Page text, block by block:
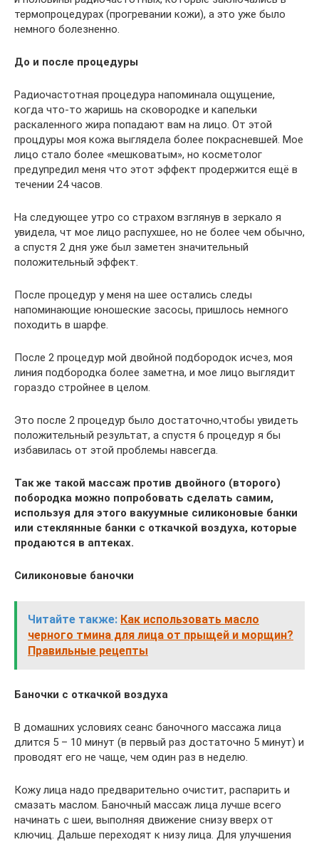
термопроцедурах (прогревании кожи), а это уже было
немного болезненно.
До и после процедуры
Радиочастотная процедура напоминала ощущение,
когда что-то жаришь на сковородке и капельки
раскаленного жира попадают вам на лицо. От этой
процдуры моя кожа выглядела более покрасневшей. Мое
лицо стало более «мешковатым», но косметолог
предупредил меня что этот эффект продержится ещё в
течении 24 часов.
На следующее утро со страхом взглянув в зеркало я
увидела, чт мое лицо распухшее, но не более чем обычно,
а спустя 2 дня уже был заметен значительный
положительный эффект.
После процедур у меня на шее остались следы
напоминающие юношеские засосы, пришлось немного
походить в шарфе.
После 2 процедур мой двойной подбородок исчез, моя
линия подбородка более заметна, и мое лицо выглядит
гораздо стройнее в целом.
Это после 2 процедур было достаточно,чтобы увидеть
положительный результат, а спустя 6 процедур я бы
избавилась от этой проблемы навсегда.
Так же такой массаж против двойного (второго)
побородка можно попробовать сделать самим,
используя для этого вакуумные силиконовые банки
или стеклянные банки с откачкой воздуха, которые
продаются в аптеках.
Силиконовые баночки
Читайте также: Как использовать масло
черного тмина для лица от прыщей и морщин?
Правильные рецепты
Баночки с откачкой воздуха
В домашних условиях сеанс баночного массажа лица
длится 5 – 10 минут (в первый раз достаточно 5 минут) и
проводят его не чаще, чем один раз в неделю.
Кожу лица надо предварительно очистит, распарить и
смазать маслом. Баночный массаж лица лучше всего
начинать с шеи, выполняя движение снизу вверх от
ключиц. Дальше переходят к низу лица. Для улучшения